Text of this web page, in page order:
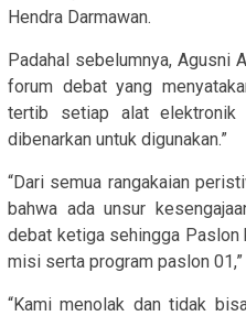
Hendra Darmawan.
Padahal sebelumnya, Agusni
forum debat yang
tertib setiap alat
dibenarkan untuk digunakan.”
“Dari semua rangakaian
bahwa ada unsur
debat ketiga sehingga Paslon
misi serta program paslon
“Kami menolak dan tidak